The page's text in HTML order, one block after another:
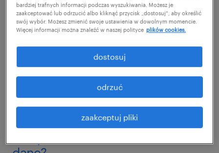
Dlaczego? Ponieważ rośnie znaczenie
ochrony danych osobowych, a jednocześnie
wielu pracodawców wciąż nie do końca wie,
kiedy i jak właściwie ten proces
przeprowadzać. Tymczasem błędy w tym
obszarze mogą oznaczać poważne
konsekwencje, w tym wysokie kary
finansowe.
bardziej trafnych informacji podczas wyszukiwania. Możesz je
zaakceptować lub odrzucić albo kliknąć przycisk „dostosuj”, aby określić
swój wybór. Możesz zmienić swoje ustawienia w dowolnym momencie.
Więcej informacji można znaleźć w naszej polityce plików cookies.
zaakceptuj pliki
odrzuć
dostosuj